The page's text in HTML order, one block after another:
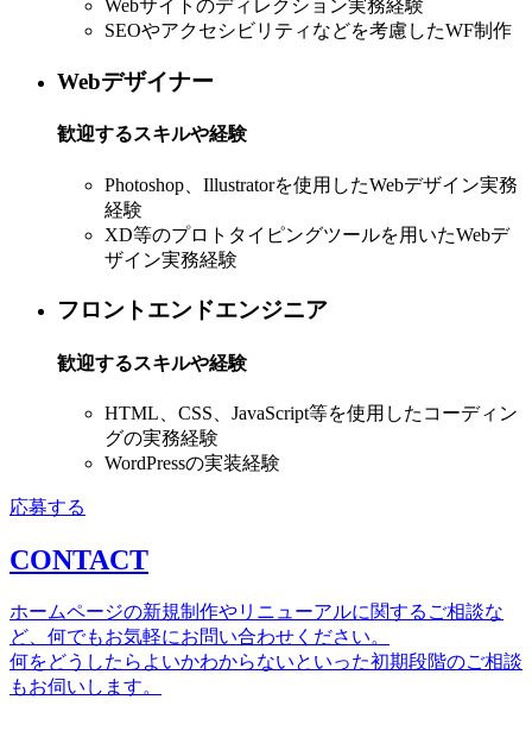
Webサイトのディレクション実務経験
SEOやアクセシビリティなどを考慮したWF制作
Webデザイナー
歓迎するスキルや経験
Photoshop、Illustratorを使用したWebデザイン実務
経験
XD等のプロトタイピングツールを用いたWebデ
ザイン実務経験
フロントエンドエンジニア
歓迎するスキルや経験
HTML、CSS、JavaScript等を使用したコーディン
グの実務経験
WordPressの実装経験
応募する
CONTACT
ホームページの新規制作やリニューアルに関するご相談な
ど、何でもお気軽にお問い合わせください。
何をどうしたらよいかわからないといった初期段階のご相談
もお伺いします。